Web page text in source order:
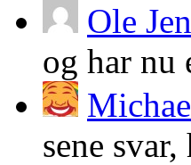
Ole
og har
sene